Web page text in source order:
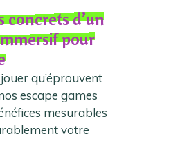
concrets d’un
pour
qu’éprouvent
escape games
mesurables
votre